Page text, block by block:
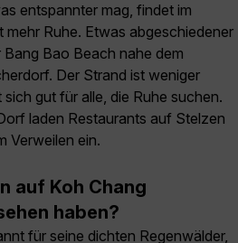
entspannter mag, findet im
mehr Ruhe. Etwas abgeschiedener
Bao Beach nahe dem
Der Strand ist weniger
gut für alle, die Ruhe suchen.
laden Restaurants auf Stelzen
Verweilen ein.
auf Koh Chang
haben?
für seine dichten Regenwälder,